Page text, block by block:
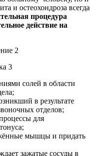
и остеохондроза всегда
процедура
действие на
солей в области
в результате
отделов;
для
мышцы и придать
зажатые сосуды в